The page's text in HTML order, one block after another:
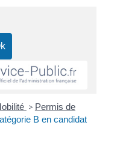
> Permis de
B en candidat